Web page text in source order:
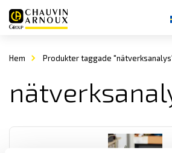
Hem Produkter taggade